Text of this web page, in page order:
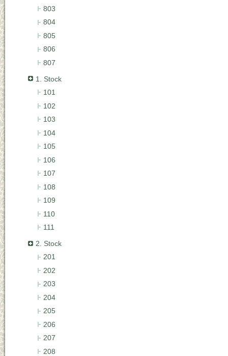
803
804
805
806
807
1. Stock
101
102
103
104
105
106
107
108
109
110
111
2. Stock
201
202
203
204
205
206
207
208